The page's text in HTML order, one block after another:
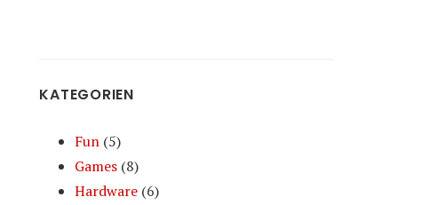
KATEGORIEN
Fun (5)
Games (8)
Hardware (6)